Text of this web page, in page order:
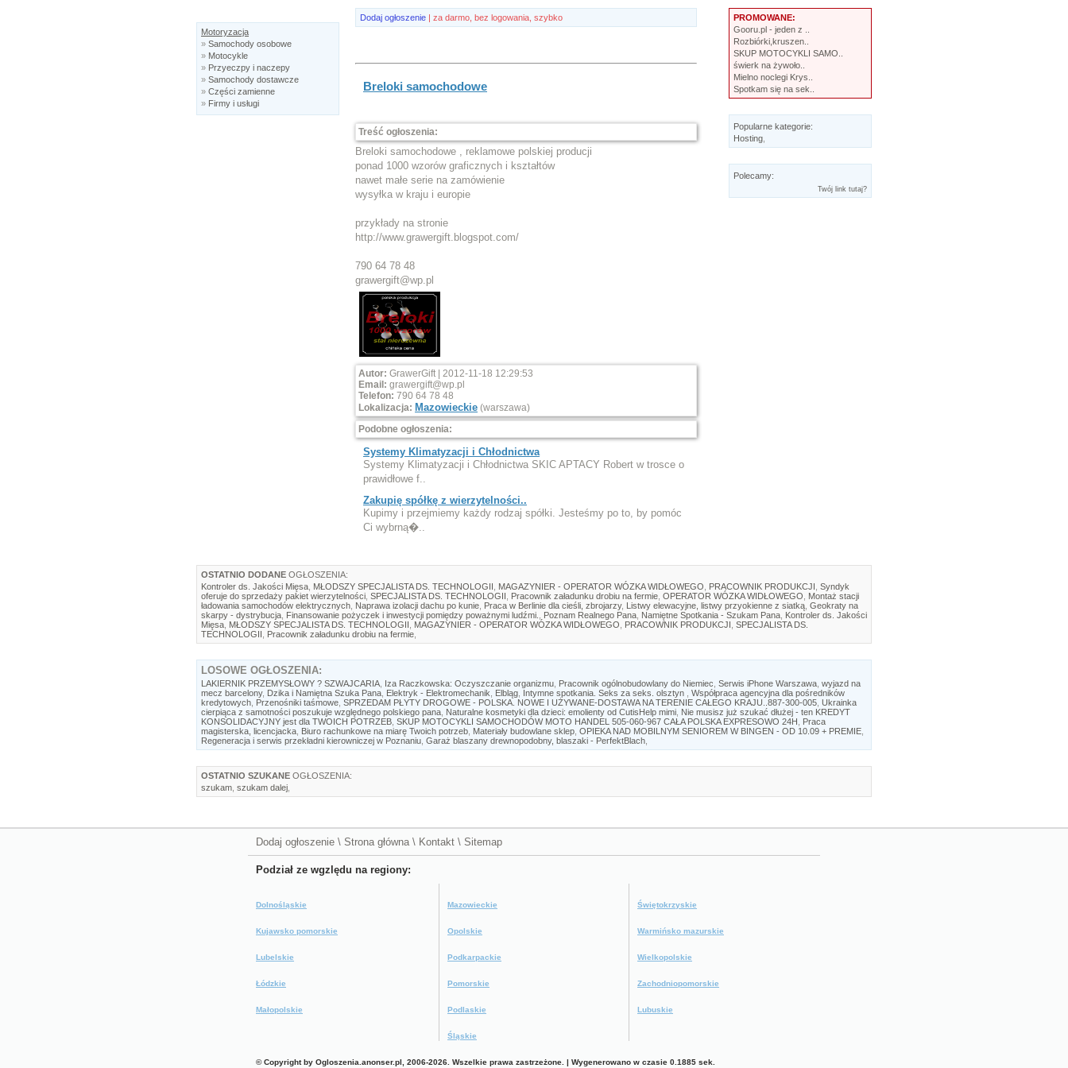
Motoryzacja
» Samochody osobowe
» Motocykle
» Przyeczpy i naczepy
» Samochody dostawcze
» Części zamienne
» Firmy i usługi
Dodaj ogłoszenie | za darmo, bez logowania, szybko
Breloki samochodowe
Treść ogłoszenia:
Breloki samochodowe , reklamowe polskiej producji
ponad 1000 wzorów graficznych i kształtów
nawet małe serie na zamówienie
wysyłka w kraju i europie
przykłady na stronie
http://www.grawergift.blogspot.com/
790 64 78 48
grawergift@wp.pl
Autor: GrawerGift | 2012-11-18 12:29:53
Email: grawergift@wp.pl
Telefon: 790 64 78 48
Lokalizacja: Mazowieckie (warszawa)
Podobne ogłoszenia:
Systemy Klimatyzacji i Chłodnictwa
Systemy Klimatyzacji i Chłodnictwa SKIC APTACY Robert w trosce o
prawidłowe f..
Zakupię spółkę z wierzytelności..
Kupimy i przejmiemy każdy rodzaj spółki. Jesteśmy po to, by pomóc
Ci wybrną�..
PROMOWANE:
Gooru.pl - jeden z ..
Rozbiórki,kruszen..
SKUP MOTOCYKLI SAMO..
świerk na żywoło..
Mielno noclegi Krys..
Spotkam się na sek..
Popularne kategorie:
Hosting
Polecamy:
Twój link tutaj?
OSTATNIO DODANE OGŁOSZENIA:
Kontroler ds. Jakości Mięsa MŁODSZY SPECJALISTA DS. TECHNOLOGII MAGAZYNIER - OPERATOR WÓZKA WIDŁOWEGO PRACOWNIK PRODUKCJI Syndyk
oferuje do sprzedaży pakiet wierzytelności SPECJALISTA DS. TECHNOLOGII Pracownik załadunku drobiu na fermie OPERATOR WÓZKA WIDŁOWEGO
Montaż stacji
ładowania samochodów elektrycznych Naprawa izolacji dachu po kunie Praca w Berlinie dla cieśli, zbrojarzy, Listwy elewacyjne, listwy przyokienne z siatką Geokraty na
skarpy - dystrybucja Finansowanie pożyczek i inwestycji pomiędzy poważnymi ludźmi. Poznam Realnego Pana Namiętne Spotkania - Szukam Pana Kontroler ds. Jakości
Mięsa MŁODSZY SPECJALISTA DS. TECHNOLOGII MAGAZYNIER - OPERATOR WÓZKA WIDŁOWEGO PRACOWNIK PRODUKCJI SPECJALISTA DS.
TECHNOLOGII
Pracownik załadunku drobiu na fermie
LOSOWE OGŁOSZENIA:
LAKIERNIK PRZEMYSŁOWY ? SZWAJCARIA Iza Raczkowska: Oczyszczanie organizmu Pracownik ogólnobudowlany do Niemiec Serwis iPhone Warszawa wyjazd na
mecz barcelony, Dzika i Namiętna Szuka Pana Elektryk - Elektromechanik Elbląg Intymne spotkania. Seks za seks. olsztyn
Współpraca agencyjna dla pośredników
kredytowych Przenośniki taśmowe SPRZEDAM PŁYTY DROGOWE - POLSKA. NOWE I UŻYWANE-DOSTAWA NA TERENIE CAŁEGO KRAJU..887-300-005 Ukrainka
cierpiąca z samotności poszukuje względnego polskiego pana Naturalne kosmetyki dla dzieci: emolienty od CutisHelp mimi Nie musisz już szukać dłużej - ten KREDYT
KONSOLIDACYJNY jest dla TWOICH POTRZEB SKUP MOTOCYKLI SAMOCHODÓW MOTO HANDEL 505-060-967 CAŁA POLSKA EXPRESOWO 24H
Praca
magisterska, licencjacka Biuro rachunkowe na miarę Twoich potrzeb Materiały budowlane sklep OPIEKA NAD MOBILNYM SENIOREM W BINGEN - OD 10.09 + PREMIE
Regeneracja i serwis przekładni kierowniczej w Poznaniu Garaż blaszany drewnopodobny, blaszaki - PerfektBlach
OSTATNIO SZUKANE OGŁOSZENIA:
szukam szukam dalej
Dodaj ogłoszenie \ Strona główna \ Kontakt \ Sitemap
Podział ze wgzlędu na regiony:
Dolnośląskie
Kujawsko pomorskie
Lubelskie
Łódzkie
Małopolskie
Mazowieckie
Opolskie
Podkarpackie
Pomorskie
Podlaskie
Śląskie
Świętokrzyskie
Warmińsko mazurskie
Wielkopolskie
Zachodniopomorskie
Lubuskie
© Copyright by Ogloszenia.anonser.pl, 2006-2026. Wszelkie prawa zastrzeżone. | Wygenerowano w czasie 0.1885 sek.